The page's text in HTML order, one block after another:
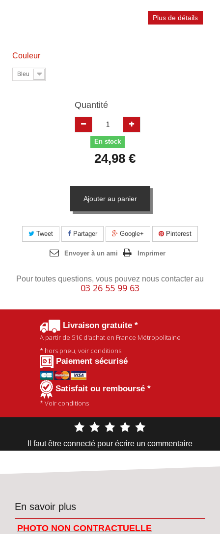
Plus de détails
Couleur
Bleu
Quantité
En stock
24,98 €
Ajouter au panier
Tweet Partager Google+ Pinterest
Envoyer à un ami Imprimer
Pour toutes questions, vous pouvez nous contacter au
03 26 55 99 63
Livraison gratuite *
A partir de 51€d'achat en France Métropolitaine
* hors pneu, voir conditions
Paiement sécurisé
Satisfait ou remboursé *
* Voir conditions
Il faut être connecté pour écrire un commentaire
En savoir plus
PHOTO NON CONTRACTUELLE